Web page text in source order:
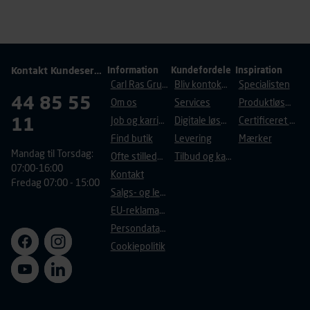
platforme (hjemmeside og app), herunder færden på
besøges, browsertype, søgeord, IP-adresse,
informationer om enhedstype (computer, smartphone
mv.) samt de features, der anvendes.
Vi henviser endvidere til vores
persondatapolitik, der
indeholder yderligere information om behandling af
personoplysninger.
Kontakt Kundeservice
44 85 55
11
Mandag til Torsdag:
07:00-16:00
Fredag 07:00 - 15:00
Information
Carl Ras Gruppen
Om os
Job og karriere
Find butik
Ofte stillede spørgsmål
Kontakt
Salgs- og leveringsbetingelser
EU-reklamationsret
Persondatapolitik
Cookiepolitik
Kundefordele
Bliv kontokunde
Services
Digitale løsninger
Levering
Tilbud og kampagner
Inspiration
Specialisten
Produktløsninger
Certificeret byggeri
Mærker